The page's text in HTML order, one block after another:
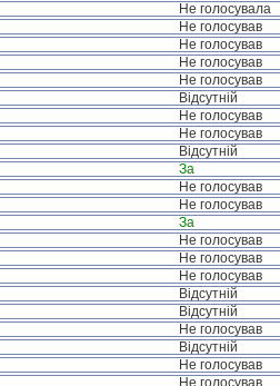
Не голосувала
Не голосував
Не голосував
Не голосував
Не голосував
Відсутній
Не голосував
Не голосував
Відсутній
За
Не голосував
Не голосував
За
Не голосував
Не голосував
Не голосував
Відсутній
Відсутній
Не голосував
Відсутній
Не голосував
Не голосував